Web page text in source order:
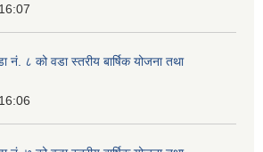
८ को वडा स्तरीय बार्षिक योजना तथा